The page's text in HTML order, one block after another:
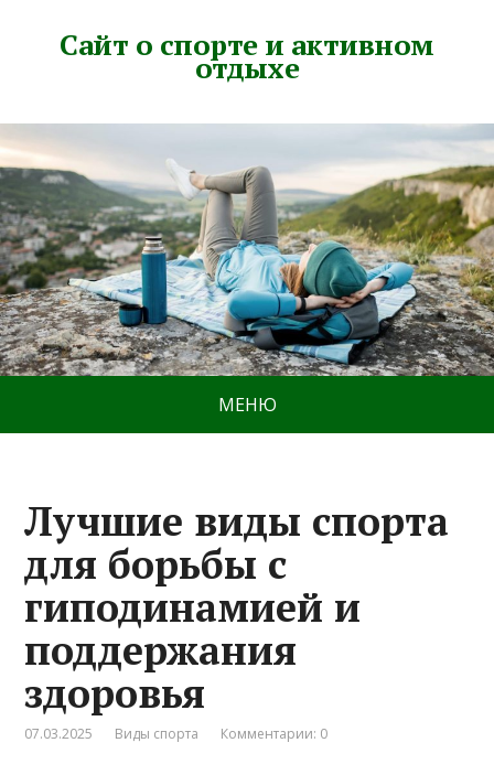
Сайт о спорте и активном
отдыхе
МЕНЮ
Лучшие виды спорта
для борьбы с
гиподинамией и
поддержания
здоровья
07.03.2025 Виды спорта Комментарии: 0